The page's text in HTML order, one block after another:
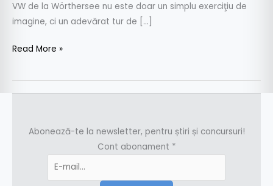
VW de la Wörthersee nu este doar un simplu exerciţiu de
imagine, ci un adevărat tur de […]
Read More »
Abonează-te la newsletter, pentru știri și concursuri!
Cont abonament *